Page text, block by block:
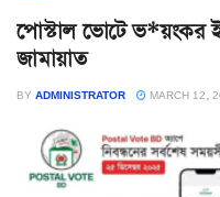
পোস্টাল ভোটে ভ*য়ংকর
জামায়াত
BY ADMINISTRATOR MARCH 12,